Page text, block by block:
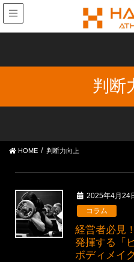
判断
HOME 判断力向上
2025年4月24
コラム
経営者必見！最高のパフォーマンスを
発揮する「
ボディメイ